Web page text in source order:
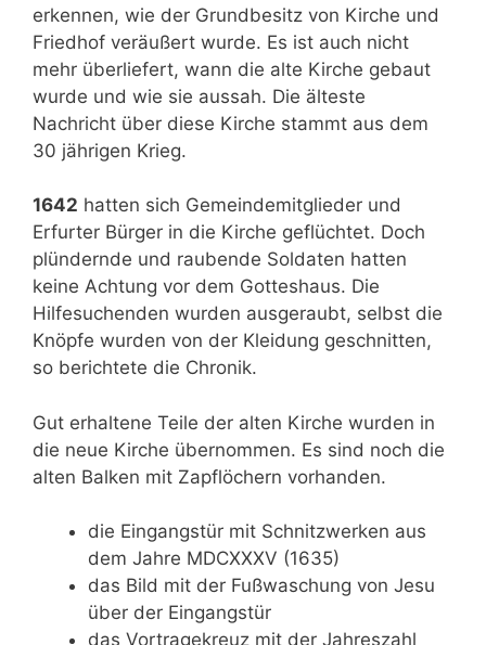
erkennen, wie der Grundbesitz von Kirche und
Friedhof veräußert wurde. Es ist auch nicht
mehr überliefert, wann die alte Kirche gebaut
wurde und wie sie aussah. Die älteste
Nachricht über diese Kirche stammt aus dem
30 jährigen Krieg.
1642 hatten sich Gemeindemitglieder und
Erfurter Bürger in die Kirche geflüchtet. Doch
plündernde und raubende Soldaten hatten
keine Achtung vor dem Gotteshaus. Die
Hilfesuchenden wurden ausgeraubt, selbst die
Knöpfe wurden von der Kleidung geschnitten,
so berichtete die Chronik.
Gut erhaltene Teile der alten Kirche wurden in
die neue Kirche übernommen. Es sind noch die
alten Balken mit Zapflöchern vorhanden.
die Eingangstür mit Schnitzwerken aus
dem Jahre MDCXXXV (1635)
das Bild mit der Fußwaschung von Jesu
über der Eingangstür
das Vortragekreuz mit der Jahreszahl